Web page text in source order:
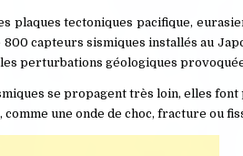
plaques tectoniques pacifique,
800 capteurs sismiques installés au
perturbations géologiques
se propagent très loin, elles
comme une onde de choc, fracture ou